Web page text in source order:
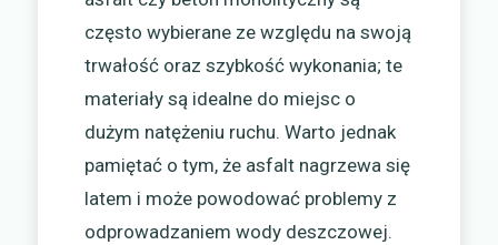
często wybierane ze względu na swoją
trwałość oraz szybkość wykonania; te
materiały są idealne do miejsc o
dużym natężeniu ruchu. Warto jednak
pamiętać o tym, że asfalt nagrzewa się
latem i może powodować problemy z
odprowadzaniem wody deszczowej.